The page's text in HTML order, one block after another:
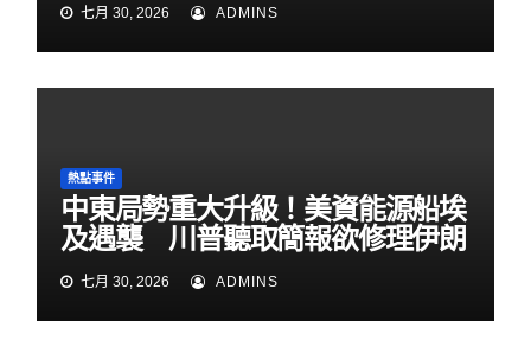
七月 30, 2026 ADMINS
熱點事件
中東局勢重大升級！美資能源船埃
及遇襲 川普聽取簡報欲修理伊朗
七月 30, 2026 ADMINS